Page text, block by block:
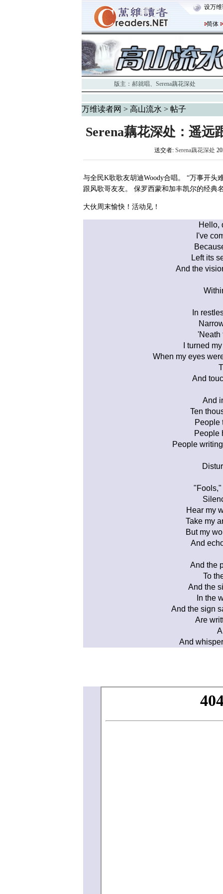
设万
简体
版主： 郝就唱、 Serena藕花深处
万维读者网 > 高山流水 > 帖子
Serena藕花深处：遥远
送交者: Serena藕花深处
与全民K歌歌友胡迪Woody合唱。 “万事开头
跟风歌哥友友。 保罗西蒙和加丰凯尔的经典
大伙周末愉快！活动见！
Hello,
I've
Left its
And the
In
'Neath
I turned
When my eyes
And
And
Ten
People
People
People
"Fools,"
Hear my
Take my
But my
And
And the
To
And the
In the
And the sign
Are
And